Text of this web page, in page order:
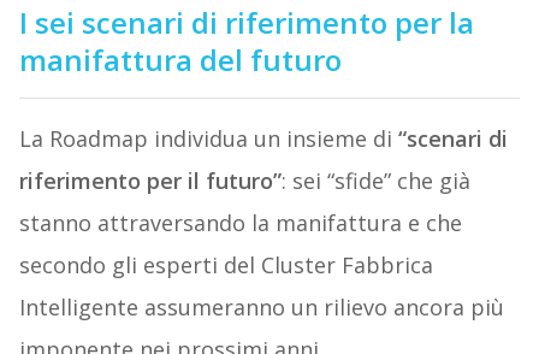
I sei scenari di riferimento per la
manifattura del futuro
La Roadmap individua un insieme di “scenari di
riferimento per il futuro”: sei “sfide” che già
stanno attraversando la manifattura e che
secondo gli esperti del Cluster Fabbrica
Intelligente assumeranno un rilievo ancora più